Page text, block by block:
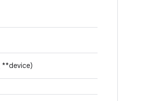
**device)